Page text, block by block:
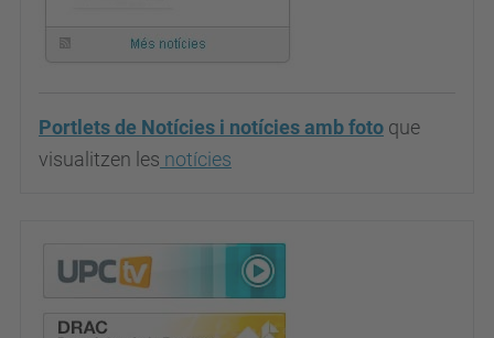
Portlets de Notícies i notícies amb foto que
visualitzen les notícies